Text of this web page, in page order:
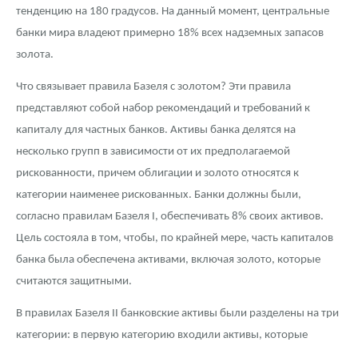
тенденцию на 180 градусов. На данный момент, центральные
банки мира владеют примерно 18% всех надземных запасов
золота.
Что связывает правила Базеля с золотом? Эти правила
представляют собой набор рекомендаций и требований к
капиталу для частных банков. Активы банка делятся на
несколько групп в зависимости от их предполагаемой
рискованности, причем облигации и золото относятся к
категории наименее рискованных. Банки должны были,
согласно правилам Базеля I, обеспечивать 8% своих активов.
Цель состояла в том, чтобы, по крайней мере, часть капиталов
банка была обеспечена активами, включая золото, которые
считаются защитными.
В правилах Базеля II банковские активы были разделены на три
категории: в первую категорию входили активы, которые